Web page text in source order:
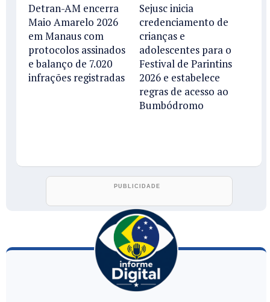
Detran-AM encerra
Maio Amarelo 2026
em Manaus com
protocolos assinados
e balanço de 7.020
infrações registradas
Sejusc inicia
credenciamento de
crianças e
adolescentes para o
Festival de Parintins
2026 e estabelece
regras de acesso ao
Bumbódromo